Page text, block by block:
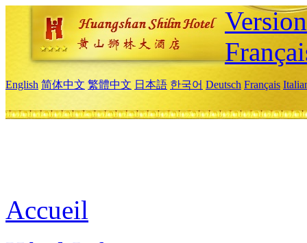
English 简体中文 繁體中文 日本語 한국어 Deutsch Français
Accueil